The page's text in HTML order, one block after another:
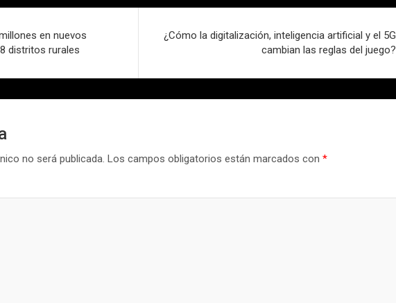
en nuevos
distritos rurales
¿Cómo la digitalización, inteligencia artificial y el 5G
cambian las reglas del juego?
no será publicada. Los campos obligatorios están marcados con*